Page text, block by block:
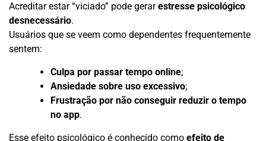
Acreditar estar “viciado” pode gerarestresse psicológico
desnecessário.
Usuários que se veem como dependentes frequentemente
sentem:
Culpa por passar tempo online;
Ansiedade sobre uso excessivo;
Frustração por não conseguir reduzir o tempo
no app.
Esse efeito psicológico é conhecido como efeito de